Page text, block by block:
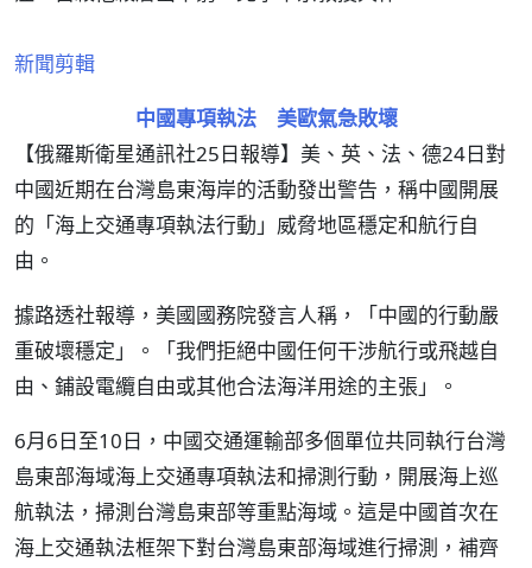
新聞剪輯
中國專項執法 美歐氣急敗壞
【俄羅斯衛星通訊社25日報導】美、英、法、德24日對
中國近期在台灣島東海岸的活動發出警告，稱中國開展
的「海上交通專項執法行動」威脅地區穩定和航行自
由。
據路透社報導，美國國務院發言人稱，「中國的行動嚴
重破壞穩定」。「我們拒絕中國任何干涉航行或飛越自
由、鋪設電纜自由或其他合法海洋用途的主張」。
6月6日至10日，中國交通運輸部多個單位共同執行台灣
島東部海域海上交通專項執法和掃測行動，開展海上巡
航執法，掃測台灣島東部等重點海域。這是中國首次在
海上交通執法框架下對台灣島東部海域進行掃測，補齊